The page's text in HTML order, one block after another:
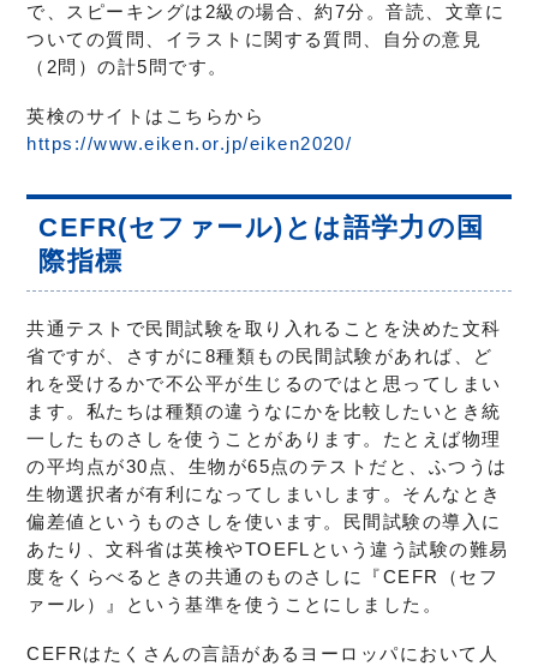
で、スピーキングは2級の場合、約7分。音読、文章に
ついての質問、イラストに関する質問、自分の意見
（2問）の計5問です。
英検のサイトはこちらから
https://www.eiken.or.jp/eiken2020/
CEFR(セファール)とは語学力の国
際指標
共通テストで民間試験を取り入れることを決めた文科
省ですが、さすがに8種類もの民間試験があれば、ど
れを受けるかで不公平が生じるのではと思ってしまい
ます。私たちは種類の違うなにかを比較したいとき統
一したものさしを使うことがあります。たとえば物理
の平均点が30点、生物が65点のテストだと、ふつうは
生物選択者が有利になってしまいします。そんなとき
偏差値というものさしを使います。民間試験の導入に
あたり、文科省は英検やTOEFLという違う試験の難易
度をくらべるときの共通のものさしに『CEFR（セフ
ァール）』という基準を使うことにしました。
CEFRはたくさんの言語があるヨーロッパにおいて人